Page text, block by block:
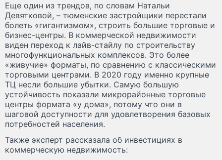
Еще один из трендов, по словам Натальи
Девятковой, – тюменские застройщики перестали
болеть «гигантизмом», строить большие торговые и
бизнес-центры. В коммерческой недвижимости
виден переход к лайв-стайлу по строительству
многофункциональных комплексов. Это более
«живучие» форматы, по сравнению с классическими
торговыми центрами. В 2020 году именно крупные
ТЦ несли большие убытки. Самую большую
устойчивость показали микрорайонные торговые
центры формата «у дома», потому что они в
шаговой доступности для удовлетворения базовых
потребностей населения.
Также эксперт рассказала об инвестициях в
коммерческую недвижимость: